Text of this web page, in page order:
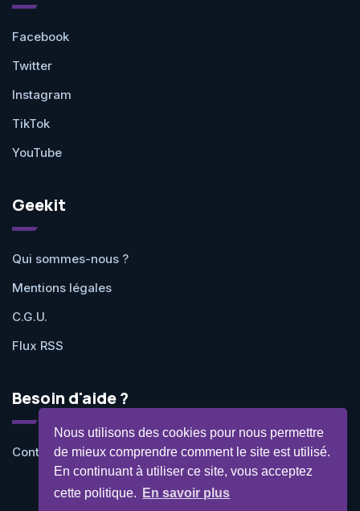
Nous utilisons des cookies pour nous permettre
de mieux comprendre comment le site est utilisé.
En continuant à utiliser ce site, vous acceptez
cette politique.
En savoir plus
Facebook
Twitter
Instagram
TikTok
YouTube
Geekit
Qui sommes-nous ?
Mentions légales
C.G.U.
Flux RSS
Besoin d'aide ?
Contactez-nous